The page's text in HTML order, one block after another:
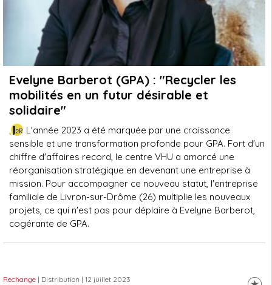
Evelyne Barberot (GPA) : "Recycler les
mobilités en un futur désirable et
solidaire"
L'année 2023 a été marquée par une croissance
sensible et une transformation profonde pour GPA. Fort d'un
chiffre d'affaires record, le centre VHU a amorcé une
réorganisation stratégique en devenant une entreprise à
mission. Pour accompagner ce nouveau statut, l'entreprise
familiale de Livron-sur-Drôme (26) multiplie les nouveaux
projets, ce qui n'est pas pour déplaire à Evelyne Barberot,
cogérante de GPA.
Rechange | Distribution | 12 juillet 2023